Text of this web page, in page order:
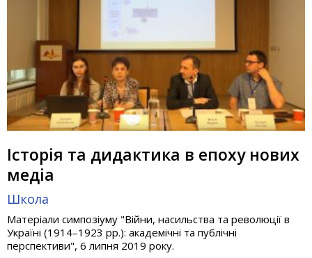
Історія та дидактика в епоху нових
медіа
Школа
Матеріали симпозіуму "Війни, насильства та революції в
Україні (1914–1923 рр.): академічні та публічні
перспективи", 6 липня 2019 року.